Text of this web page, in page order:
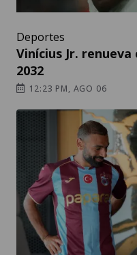
Deportes
Vinícius Jr.
2032
12:23 PM, AGO 06